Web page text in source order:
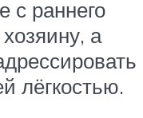
с раннего
а
лёгкостью.